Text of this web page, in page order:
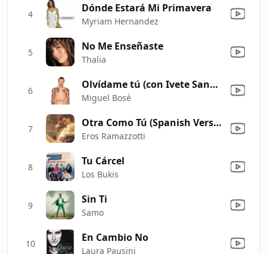
4 Dónde Estará Mi Primavera
Myriam Hernandez
5 No Me Enseñaste
Thalia
6 Olvídame tú (con Ivete Sangalo)
Miguel Bosé
7 Otra Como Tú (Spanish Version of "Un'Altra Te")
Eros Ramazzotti
8 Tu Cárcel
Los Bukis
9 Sin Ti
Samo
10 En Cambio No
Laura Pausini